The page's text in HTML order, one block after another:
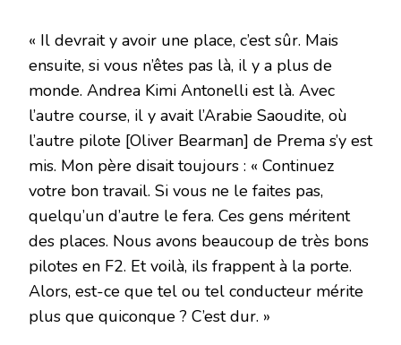
« Il devrait y avoir une place, c’est sûr. Mais
ensuite, si vous n’êtes pas là, il y a plus de
monde. Andrea Kimi Antonelli est là. Avec
l’autre course, il y avait l’Arabie Saoudite, où
l’autre pilote [Oliver Bearman] de Prema s’y est
mis. Mon père disait toujours : « Continuez
votre bon travail. Si vous ne le faites pas,
quelqu’un d’autre le fera. Ces gens méritent
des places. Nous avons beaucoup de très bons
pilotes en F2. Et voilà, ils frappent à la porte.
Alors, est-ce que tel ou tel conducteur mérite
plus que quiconque ? C’est dur. »